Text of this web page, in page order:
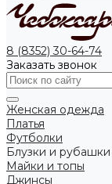
8 (8352) 30-64-74
Заказать звонок
Женская одежда
Платья
Футболки
Блузки и рубашки
Майки и топы
Джинсы